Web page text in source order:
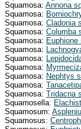
Squamosa: Annona
Squamosa:
Squamosa: Cladonia
Squamosa: Columba
Squamosa:
Squamosa:
Squamosa:
Squamosa:
Squamosa: Nephtys
Squamosa:
Squamosa: Tridacna
Squamosella:
Squamosum:
Squamosus: